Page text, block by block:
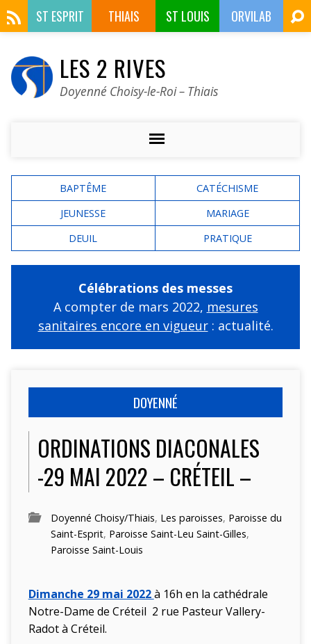
ST ESPRIT THIAIS ST LOUIS ORVILAB
LES 2 RIVES
Doyenné Choisy-le-Roi – Thiais
BAPTÊME
CATÉCHISME
JEUNESSE
MARIAGE
DEUIL
PRATIQUE
Célébrations des messes
A compter de mars 2022, mesures
sanitaires encore en vigueur: actualité.
DOYENNÉ
ORDINATIONS DIACONALES
-29 MAI 2022 – CRÉTEIL –
Doyenné Choisy/Thiais, Les paroisses, Paroisse du
Saint-Esprit, Paroisse Saint-Leu Saint-Gilles,
Paroisse Saint-Louis
Dimanche 29 mai 2022à 16h en la cathédrale
Notre-Dame de Créteil 2 rue Pasteur Vallery-
Radot à Créteil.